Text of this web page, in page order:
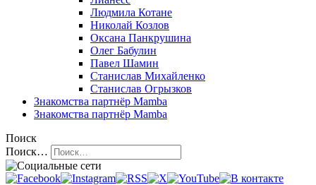
Людмила Котане
Николай Козлов
Оксана Панкрушина
Олег Бабулин
Павел Шамин
Станислав Михайленко
Станислав Огрызков
Знакомства партнёр Mamba
Знакомства партнёр Mamba
Поиск
Поиск…